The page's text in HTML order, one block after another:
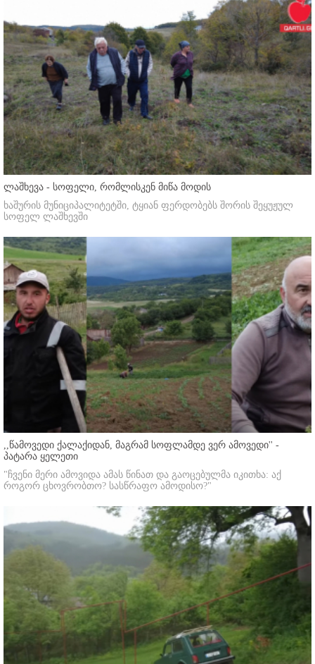
ლაშხევა - სოფელი, რომლისკენ მიწა მოდის
ხაშურის მუნიციპალიტეტში, ტყიან ფერდობებს შორის შეყუჟულ
სოფელ ლაშხევში
,,წამოვედი ქალაქიდან, მაგრამ სოფლამდე ვერ ამოვედი'' -
პატარა ყელეთი
"ჩვენი მერი ამოვიდა ამას წინათ და გაოცებულმა იკითხა: აქ
როგორ ცხოვრობთო? სასწრაფო ამოდისო?"